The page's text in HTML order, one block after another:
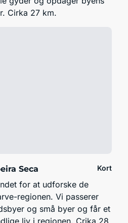
Cirka 27 km.
Seca Kort
for at udforske de
regionen. Vi passerer
og små byer og får et
liv i regionen. Crika 28